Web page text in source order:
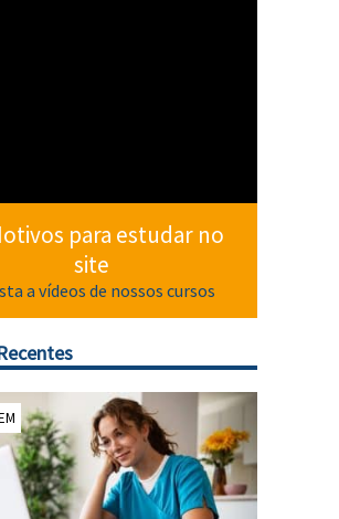
para estudar no
site
a vídeos de nossos cursos